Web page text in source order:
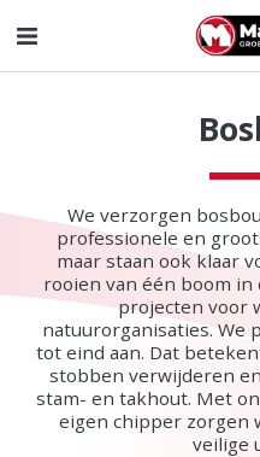
We verzorgen
professionele en
maar staan ook klaar
rooien van één boom
projecten voor
natuurorganisaties. We
tot eind aan. Dat
stobben verwijderen
stam- en takhout. Met
eigen chipper zorgen
veilige